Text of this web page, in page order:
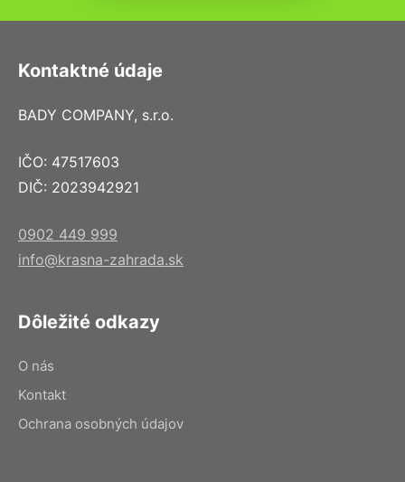
Kontaktné údaje
BADY COMPANY, s.r.o.
IČO: 47517603
DIČ: 2023942921
0902 449 999
info@krasna-zahrada.sk
Dôležité odkazy
O nás
Kontakt
Ochrana osobných údajov